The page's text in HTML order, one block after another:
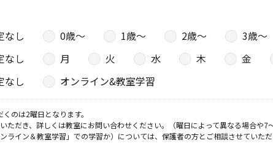
なし 0歳〜 1歳〜 2歳〜 3歳〜
なし 月 火 水 木 金
なし オンライン&教室学習
のは2曜日となります。
だき、詳しくは教室にお問い合わせください。（曜日によって異なる場合や7
イン＆教室学習」での学習か）については、保護者の方とご相談させていただ